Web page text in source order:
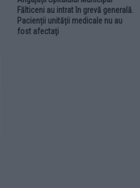
Fălticeni au intrat în grevă generală.
Pacienții unității medicale nu au
fost afectați